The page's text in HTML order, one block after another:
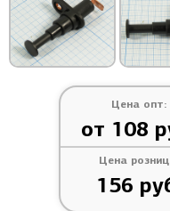
Цена опт:
от 108
Цена
156